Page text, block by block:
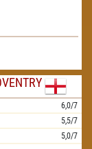
6,0/7
5,5/7
5,0/7